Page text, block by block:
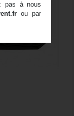
pas à nous
ou par